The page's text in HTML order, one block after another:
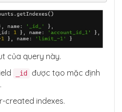
của query này.
_id được tạo mặc định
created indexes.